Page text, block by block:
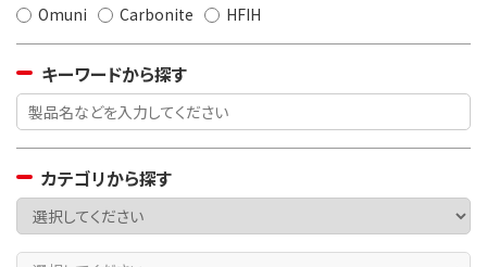
Omuni
Carbonite HFIH
キーワードから探す
カテゴリから探す